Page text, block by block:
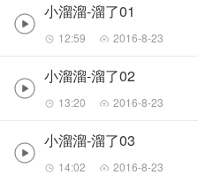
小溜溜-溜了01
12:59 2016-8-23
小溜溜-溜了02
13:20 2016-8-23
小溜溜-溜了03
14:02 2016-8-23